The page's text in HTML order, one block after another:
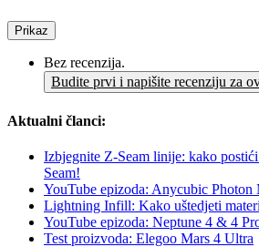
Prikaz
Bez recenzija.
Budite prvi i napišite recenziju za
Aktualni članci:
Izbjegnite Z-Seam linije: kako
Seam!
YouTube epizoda: Anycubic
Lightning Infill: Kako uštedjeti
YouTube epizoda: Neptune 4 & 4
Test proizvoda: Elegoo Mars 4 Ultra